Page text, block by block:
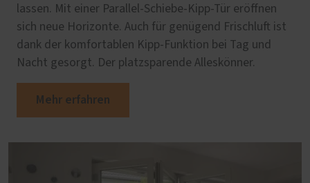
lassen. Mit einer Parallel-Schiebe-Kipp-Tür eröffnen
sich neue Horizonte. Auch für genügend Frischluft ist
dank der komfortablen Kipp-Funktion bei Tag und
Nacht gesorgt. Der platzsparende Alleskönner.
Mehr erfahren